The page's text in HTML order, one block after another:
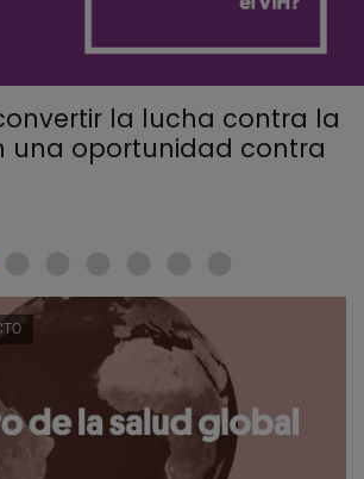
la lucha contra la
una oportunidad contra